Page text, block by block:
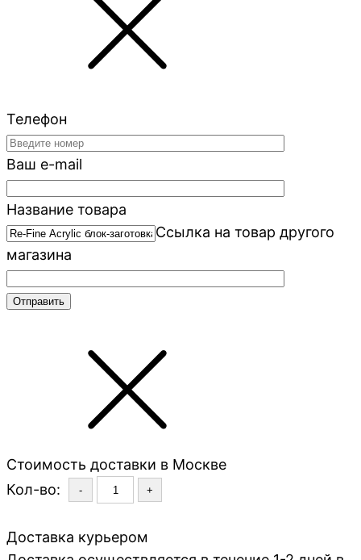
Телефон
Ваш e-mail
Название товара
Ссылка на товар другого
магазина
Стоимость доставки в Москве
Кол-во:
- +
Доставка курьером